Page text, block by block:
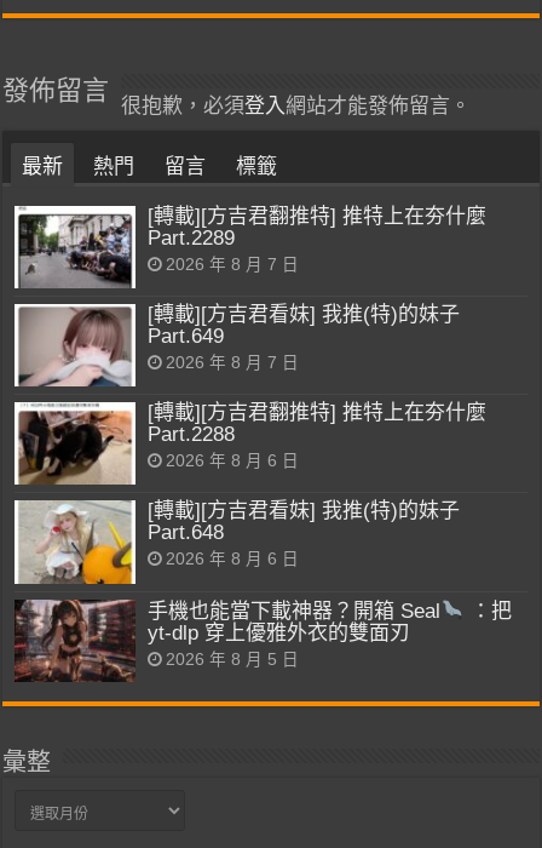
發佈留言
很抱歉，必須登入網站才能發佈留言。
最新 熱門 留言 標籤
[轉載][方吉君翻推特] 推特上在夯什麼
Part.2289
2026 年 8 月 7 日
[轉載][方吉君看妹] 我推(特)的妹子
Part.649
2026 年 8 月 7 日
[轉載][方吉君翻推特] 推特上在夯什麼
Part.2288
2026 年 8 月 6 日
[轉載][方吉君看妹] 我推(特)的妹子
Part.648
2026 年 8 月 6 日
手機也能當下載神器？開箱 Seal
：把
yt-dlp 穿上優雅外衣的雙面刃
2026 年 8 月 5 日
彙整
彙